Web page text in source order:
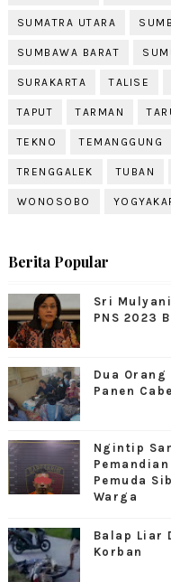
SUMATRA UTARA
SUMBAWA BARAT
SURAKARTA TALISE
TAPUT TARMAN
TEKNO TEMANGGUNG
TRENGGALEK TUBAN
WONOSOBO
Berita Popular
Sri
PNS 2023
Dua Orang
Panen
Ngintip
Pemuda
Warga
Balap Liar
Korban